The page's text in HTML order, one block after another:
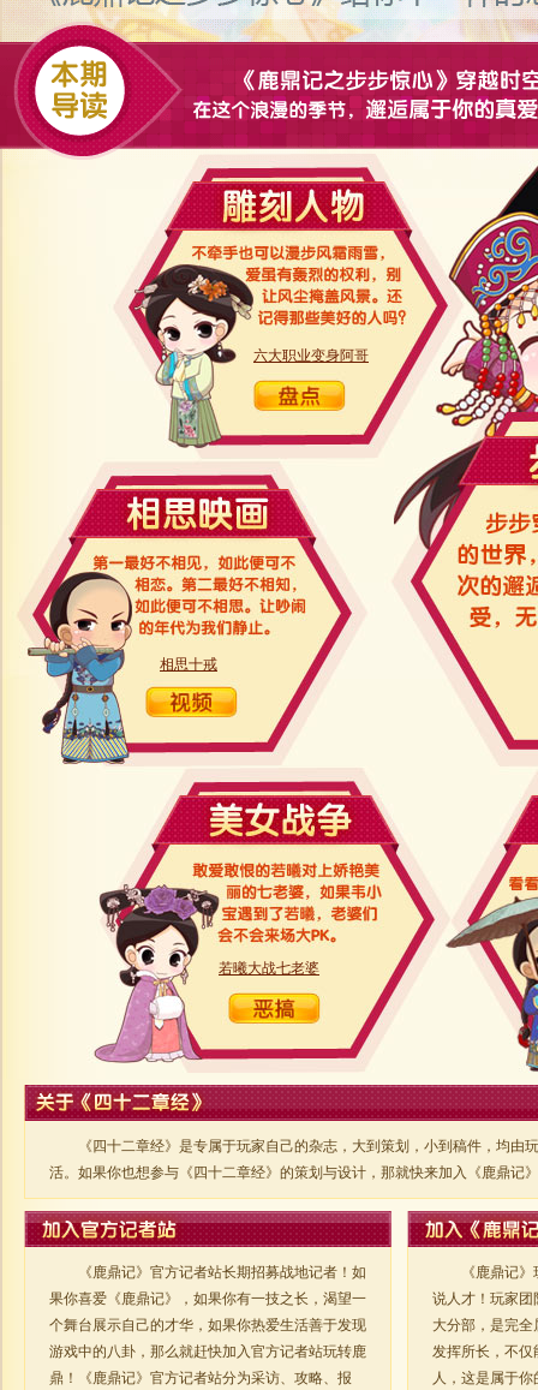
六大职业变身阿哥
相思十戒
若曦大战七老婆
《四十二章经》是专属于玩家自己的杂志，大到策划，小到稿件，均
活。如果你也想参与《四十二章经》的策划与设计，那就快来加入《鹿鼎记
《鹿鼎记》官方记者站长期招募战地记者！如
果你喜爱《鹿鼎记》，如果你有一技之长，渴望一
个舞台展示自己的才华，如果你热爱生活善于发现
游戏中的八卦，那么就赶快加入官方记者站玩转鹿
鼎！《鹿鼎记》官方记者站分为采访、攻略、报
《鹿鼎记
说人才！玩家团
大分部，是完
发挥所长，不仅
人，这是属于你